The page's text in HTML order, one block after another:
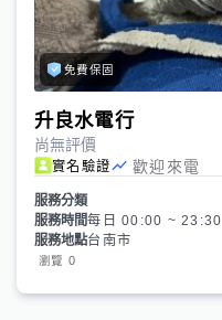
免費保固
升良水電行
尚無評價
實名驗證 歡迎來電
服務分類
服務時間每日 00:00 ~ 23:30
服務地點台南市
瀏覽 0